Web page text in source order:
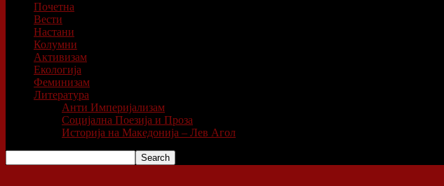
Почетна
Вести
Настани
Колумни
Активизам
Екологија
Феминизам
Литература
Анти Империјализам
Социјална Поезија и Проза
Историја на Македонија – Лев Агол